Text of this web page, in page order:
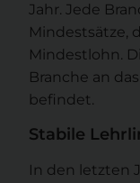
Jahr. Jede
Mindestsätze,
Mindestlohn.
Branche an
befindet.
Stabile
In den letzten